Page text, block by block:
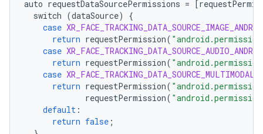
auto requestDataSourcePermissions = [
switch (dataSource)
{
case
return requestPermission(
case
return requestPermission(
case
return requestPermission(
requestPermission(
default :
return false ;